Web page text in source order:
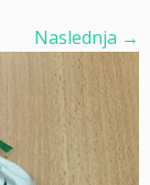
Naslednja →